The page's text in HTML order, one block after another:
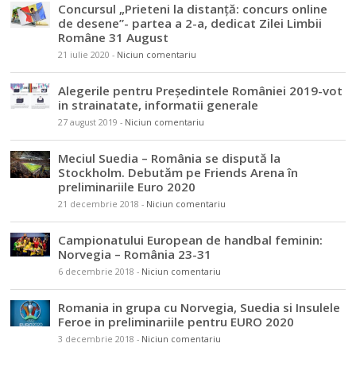
Concursul „Prieteni la distanță: concurs online
de desene”- partea a 2-a, dedicat Zilei Limbii
Române 31 August
21 iulie 2020 - Niciun comentariu
Alegerile pentru Președintele României 2019-vot
in strainatate, informatii generale
27 august 2019 - Niciun comentariu
Meciul Suedia – România se dispută la
Stockholm. Debutăm pe Friends Arena în
preliminariile Euro 2020
21 decembrie 2018 - Niciun comentariu
Campionatului European de handbal feminin:
Norvegia – România 23-31
6 decembrie 2018 - Niciun comentariu
Romania in grupa cu Norvegia, Suedia si Insulele
Feroe in preliminariile pentru EURO 2020
3 decembrie 2018 - Niciun comentariu